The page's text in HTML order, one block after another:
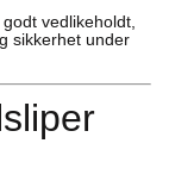
vedlikeholdt,
sikkerhet under